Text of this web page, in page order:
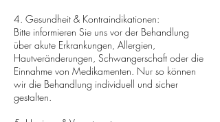
4. Gesundheit & Kontraindikationen:
Bitte informieren Sie uns vor der Behandlung
über akute Erkrankungen, Allergien,
Hautveränderungen, Schwangerschaft oder die
Einnahme von Medikamenten. Nur so können
wir die Behandlung individuell und sicher
gestalten.